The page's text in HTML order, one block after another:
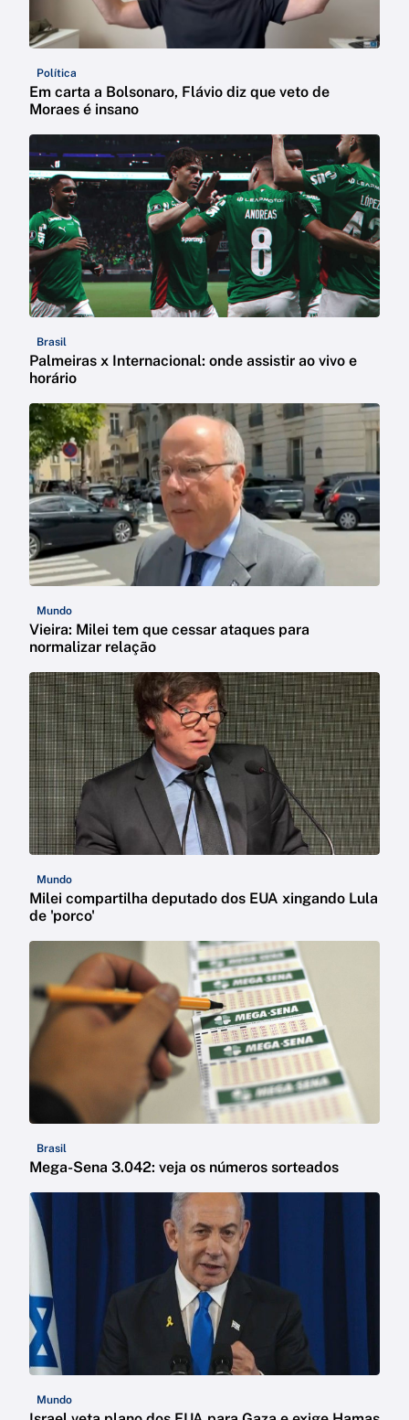
Política
Em carta a Bolsonaro, Flávio diz que veto de
Moraes é insano
Brasil
Palmeiras x Internacional: onde assistir ao vivo e
horário
Mundo
Vieira: Milei tem que cessar ataques para
normalizar relação
Mundo
Milei compartilha deputado dos EUA xingando Lula
de 'porco'
Brasil
Mega-Sena 3.042: veja os números sorteados
Mundo